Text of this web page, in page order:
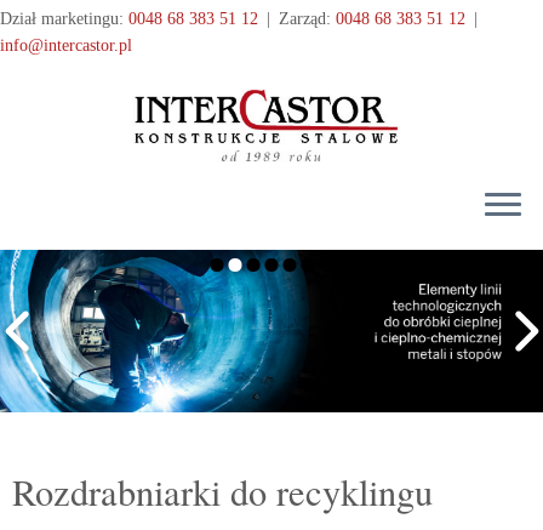
Przejdź
do
Dział marketingu: 0048 68 383 51 12 Zarząd: 0048 68 383 51 12
info@intercastor.pl
Rozdrabniarki do recyklingu